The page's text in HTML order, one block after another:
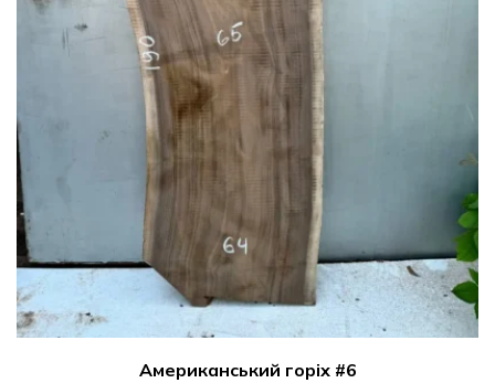
Американський горіх #6